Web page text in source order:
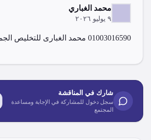
محمد الغباري
٩ يوليو ٢٠٢٦
01003016590 محمد الغبارى للتخليص الجمركي
شارك في المناقشة
سجل دخول للمشاركة في الإجابة ومساعدة
المجتمع